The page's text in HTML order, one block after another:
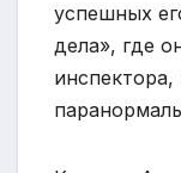
успешных
дела», где